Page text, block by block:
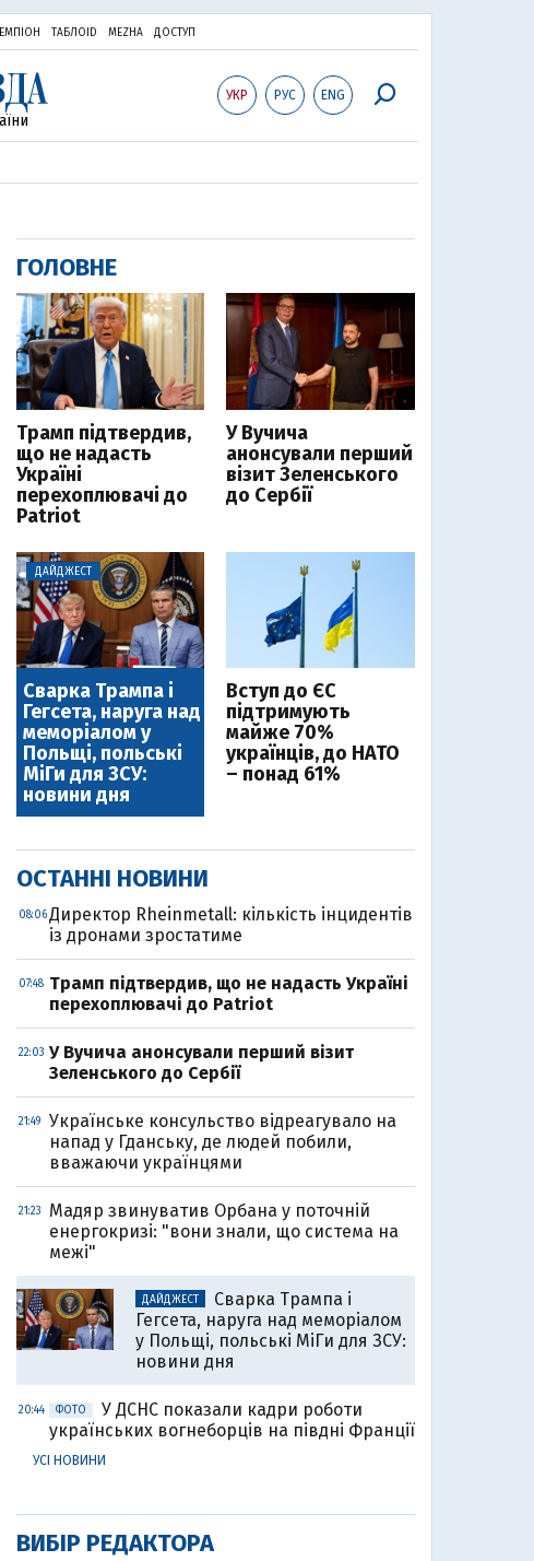
ТАБЛОID MEZHA ДОСТУП
УКР РУС ENG
ГОЛОВНЕ
Трамп підтвердив,
що не надасть
Україні
перехоплювачі до
Patriot
У Вучича
анонсували перший
візит Зеленського
до Сербії
ДАЙДЖЕСТ
Сварка Трампа і
Гегсета, наруга над
меморіалом у
Польщі, польські
МіГи для ЗСУ:
новини дня
Вступ до ЄС
підтримують
майже 70%
українців, до НАТО
– понад 61%
ОСТАННІ НОВИНИ
08:06 Директор Rheinmetall: кількість інцидентів
із дронами зростатиме
07:48 Трамп підтвердив, що не надасть Україні
перехоплювачі до Patriot
22:03 У Вучича анонсували перший візит
Зеленського до Сербії
21:49
Українське консульство відреагувало на
напад у Гданську, де людей побили,
вважаючи українцями
21:23
Мадяр звинуватив Орбана у поточній
енергокризі: "вони знали, що система на
межі"
ДАЙДЖЕСТ
Сварка Трампа і
Гегсета, наруга над меморіалом
у Польщі, польські МіГи для ЗСУ:
новини дня
20:44 ФОТО
У ДСНС показали кадри роботи
українських вогнеборців на півдні Франції
УСІ НОВИНИ
ВИБІР РЕДАКТОРА